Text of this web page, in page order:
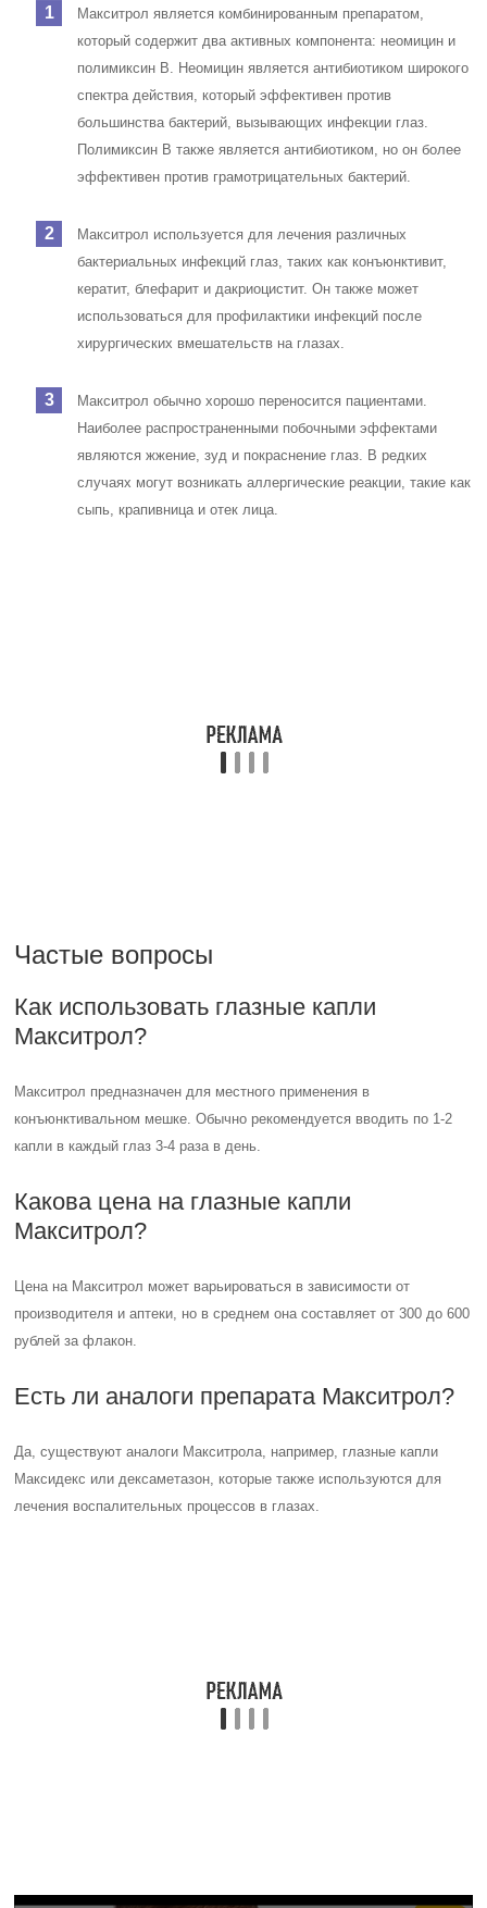
Макситрол является комбинированным препаратом,
который содержит два активных компонента: неомицин и
полимиксин B. Неомицин является антибиотиком широкого
спектра действия, который эффективен против
большинства бактерий, вызывающих инфекции глаз.
Полимиксин B также является антибиотиком, но он более
эффективен против грамотрицательных бактерий.
Макситрол используется для лечения различных
бактериальных инфекций глаз, таких как конъюнктивит,
кератит, блефарит и дакриоцистит. Он также может
использоваться для профилактики инфекций после
хирургических вмешательств на глазах.
Макситрол обычно хорошо переносится пациентами.
Наиболее распространенными побочными эффектами
являются жжение, зуд и покраснение глаз. В редких
случаях могут возникать аллергические реакции, такие как
сыпь, крапивница и отек лица.
Макситрол предназначен для местного применения в
конъюнктивальном мешке. Обычно рекомендуется вводить по 1-2
производителя и аптеки, но в среднем она составляет от 300 до 600
Есть ли аналоги препарата Макситрол?
Да, существуют аналоги Макситрола, например, глазные капли
Максидекс или дексаметазон, которые также используются для
лечения воспалительных процессов в глазах.
Полезные советы